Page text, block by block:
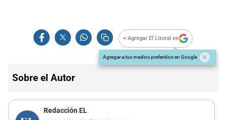
+ Agregar El Litoral en
Agregar a tus medios preferidos en Google
Sobre el Autor
Redacción EL